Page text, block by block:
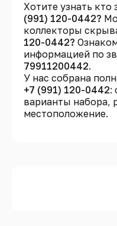
Хотите узнать
(991) 120-0442?
коллекторы
120-0442?
информацией по
79911200442.
У нас собрана
+7 (991) 120-0442:
варианты набора,
местоположение.